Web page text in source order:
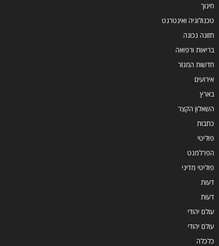
חינוך
טכנולוגיה ואינטרנט
תזונה נכונה
בריאות ורפואה
חדשות המגזר
אירועים
בארץ
השאלון הקצר
כתבות
פוליטי
הפרלמנט
פוליטי מדיני
דעות
דעות
עולם יהודי
עולם יהודי
כלכלה